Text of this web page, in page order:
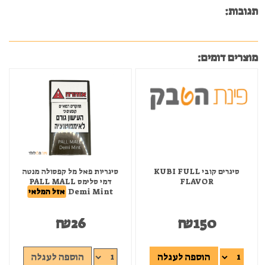
תגובות:
מוצרים דומים:
סיגרים קובי KUBI FULL
FLAVOR
₪150
הוספה לעגלה
סיגריות פאל מל קפסולה מנטה
דמי סלימס PALL MALL
Demi Mint אזל המלאי
₪26
הוספה לעגלה